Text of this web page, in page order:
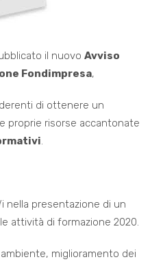
il nuovo Avviso
Fondimpresa,
di ottenere un
proprie risorse accantonate
.
nella presentazione di un
attività di formazione 2020.
miglioramento dei